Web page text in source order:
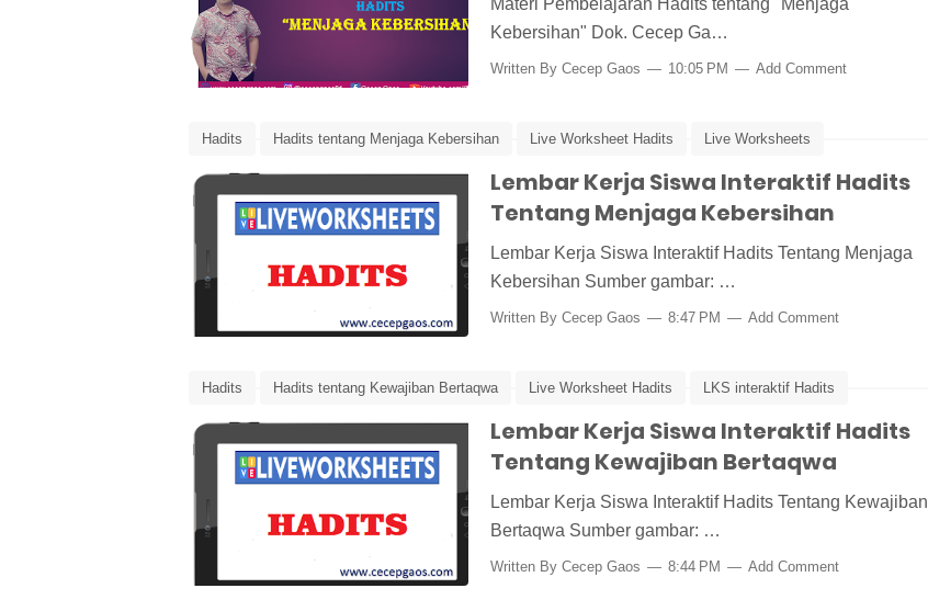
Materi Pembelajaran Hadits tentang "Menjaga
Kebersihan" Dok. Cecep Ga…
Written By Cecep Gaos 10:05 PM Add Comment
Hadits Hadits tentang Menjaga Kebersihan Live Worksheet Hadits Live Worksheets
LKS interaktif Hadits
Lembar Kerja Siswa Interaktif Hadits
Tentang Menjaga Kebersihan
Lembar Kerja Siswa Interaktif Hadits Tentang Menjaga
Kebersihan Sumber gambar: …
Written By Cecep Gaos 8:47 PM Add Comment
Hadits Hadits tentang Kewajiban Bertaqwa Live Worksheet Hadits LKS interaktif Hadits
Lembar Kerja Siswa Interaktif Hadits
Tentang Kewajiban Bertaqwa
Lembar Kerja Siswa Interaktif Hadits Tentang Kewajiban
Bertaqwa Sumber gambar: …
Written By Cecep Gaos 8:44 PM Add Comment